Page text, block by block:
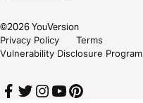
©2026YouVersion
Privacy Policy
Terms
Vulnerability Disclosure Program